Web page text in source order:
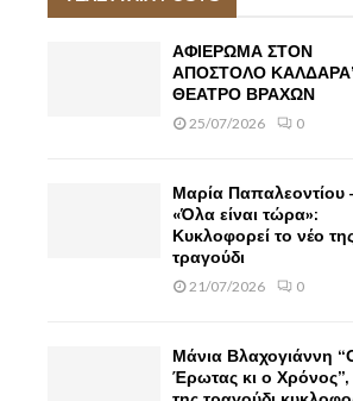
h
ΑΦΙΕΡΩΜΑ ΣΤΟΝ
ΑΠΟΣΤΟΛΟ
ΘΕΑΤΡΟ ΒΡΑΧΩΝ
25/07/2026 0
Μαρία Παπαλεοντίου
«Όλα είναι τώρα»:
Κυκλοφορεί το νέο
τραγούδι
21/07/2026 0
Μάνια Βλαχογιάννη
Έρωτας κι ο Χρόνος”,